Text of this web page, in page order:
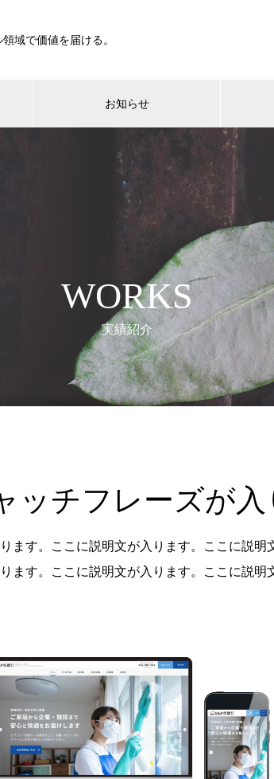
域で価値を届ける。
お知らせ
WORKS
実績紹介
ッチフレーズが入
ます。ここに説明文が入ります。ここに説明
ます。ここに説明文が入ります。ここに説明